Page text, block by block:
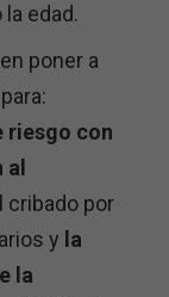
edad.
poner a
riesgo con
cribado por
y la
la